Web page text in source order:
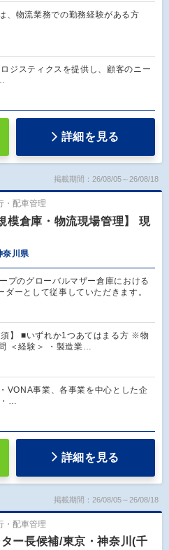
、物流業務での勤務経験がある方
ジスティクスを提供し、顧客のニー
詳細を見る
掲載期間：26/08/05～26/08/18
・配車管理
模倉庫・物流現場管理】 現
奈川県
プのグローバルマザー倉庫における
ーとして従事していただきます。
】 ■いずれか1つあてはまる方 ※物
＜経験＞ ・製造業…
VONA事業、各事業を中心とした企
…
詳細を見る
掲載期間：26/08/05～26/08/18
・配車管理
ー長候補/東京・神奈川(千